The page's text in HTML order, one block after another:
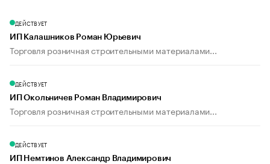
ДЕЙСТВУЕТ
ИП Калашников Роман Юрьевич
Торговля розничная строительными материалами...
ДЕЙСТВУЕТ
ИП Окольничев Роман Владимирович
Торговля розничная строительными материалами...
ДЕЙСТВУЕТ
ИП Немтинов Александр Владимирович